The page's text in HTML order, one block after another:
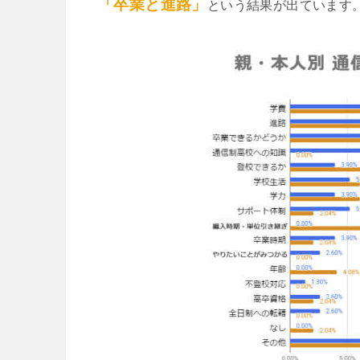
「卒業と進路」 という結果が出ています